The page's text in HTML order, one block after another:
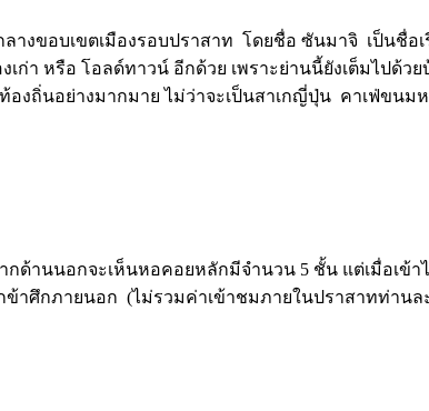
างขอบเขตเมืองรอบปราสาท โดยชื่อ ซันมาจิ เป็นชื่
า หรือ โอลด์ทาวน์ อีกด้วย เพราะย่านนี้ยังเต็มไปด้ว
งถิ่นอย่างมากมาย ไม่ว่าจะเป็นสาเกญี่ปุ่น คาเฟ่ขนม
กด้านนอกจะเห็นหอคอยหลักมีจำนวน 5 ชั้น แต่เมื่อเ
าศึกภายนอก (ไม่รวมค่าเข้าชมภายในปราสาทท่านละ